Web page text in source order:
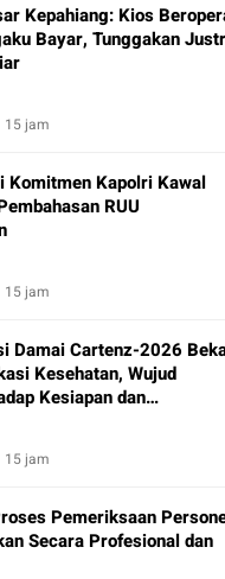
Kepahiang: Kios
Bayar, Tunggakan
15 jam
Komitmen Kapolri Kawal
RUU
15 jam
Damai Cartenz-2026
Kesehatan, Wujud
Kesiapan dan
15 jam
Pemeriksaan
Secara Profesional dan